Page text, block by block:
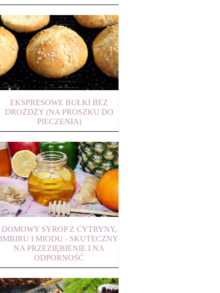
EKSPRESOWE BUŁKI BEZ
DROŻDŻY (NA PROSZKU DO
PIECZENIA)
DOMOWY SYROP Z CYTRYNY,
IMBIRU I MIODU - SKUTECZNY
NA PRZEZIĘBIENIE I NA
ODPORNOŚĆ